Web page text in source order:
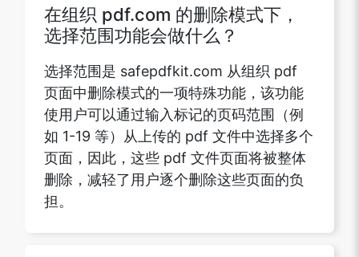
在组织 pdf.com 的删除模式下，
选择范围功能会做什么？
选择范围是 safepdfkit.com 从组织 pdf
页面中删除模式的一项特殊功能，该功能
使用户可以通过输入标记的页码范围（例
如 1-19 等）从上传的 pdf 文件中选择多个
页面，因此，这些 pdf 文件页面将被整体
删除，减轻了用户逐个删除这些页面的负
担。